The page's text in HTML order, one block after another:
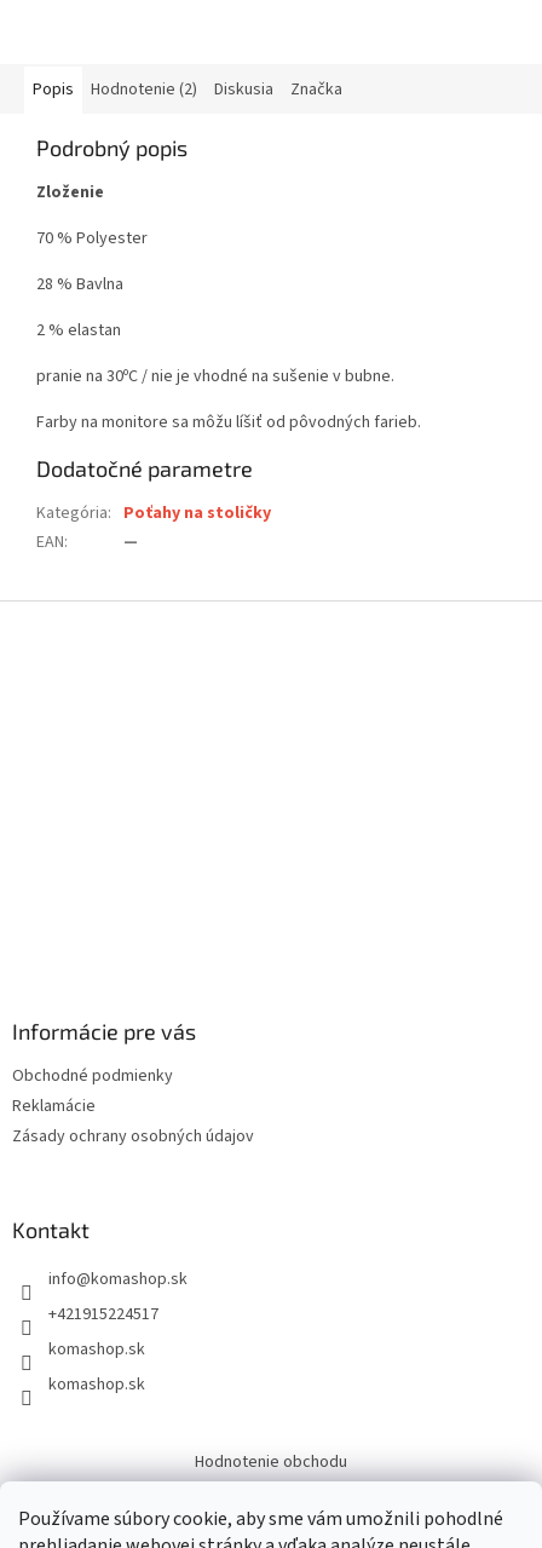
Používame súbory cookie, aby sme vám umožnili pohodlné
Popis Hodnotenie (2) Diskusia Značka
Podrobný popis
Zloženie
70 % Polyester
28 % Bavlna
2 % elastan
pranie na 30ºC / nie je vhodné na sušenie v bubne.
Farby na monitore sa môžu líšiť od pôvodných farieb.
Dodatočné parametre
Kategória: Poťahy na stoličky
EAN: —
Informácie pre vás
Obchodné podmienky
Reklamácie
Zásady ochrany osobných údajov
Kontakt
info@komashop.sk
+421915224517
komashop.sk
komashop.sk
Hodnotenie obchodu
Overene